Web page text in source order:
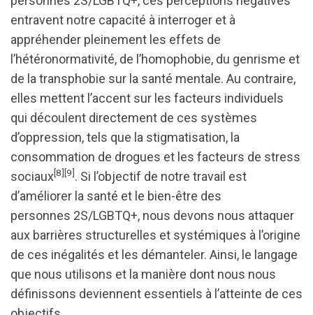
entravent notre capacité à interroger et à
appréhender pleinement les effets de
l’hétéronormativité, de l’homophobie, du genrisme et
de la transphobie sur la santé mentale. Au contraire,
elles mettent l’accent sur les facteurs individuels
qui découlent directement de ces systèmes
d’oppression, tels que la stigmatisation, la
consommation de drogues et les facteurs de stress
sociaux[8] [9]. Si l’objectif de notre travail est
d’améliorer la santé et le bien-être des
personnes 2S/LGBTQ+, nous devons nous attaquer
aux barrières structurelles et systémiques à l’origine
de ces inégalités et les démanteler. Ainsi, le langage
que nous utilisons et la manière dont nous nous
définissons deviennent essentiels à l’atteinte de ces